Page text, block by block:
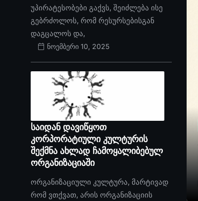
უპირატესობები გაქვს, შეიძლება ისე
გებრძოლოს, რომ რესურსებისგან
დაგცალოს და,
ნოემბერი 10, 2025
საიდან დავიწყოთ
კორპორატიული კულტურის
შექმნა ახლად ჩამოყალიბებულ
ორგანიზაციაში
ორგანიზაციული კულტურა, მარტივად
რომ ვთქვათ, არის ორგანიზაციის